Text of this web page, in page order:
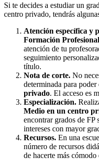
Si te decides a estudiar un
centro privado, tendrás
Atención específica y
Formación
atención de tu
seguimiento
título.
Nota de corte. No
determinada para poder
privado. El acceso es
Especialización.
Medio en un centro
encontrar grados de FP
intereses con mayor
Recursos. En una
número de recursos
de hacerte más